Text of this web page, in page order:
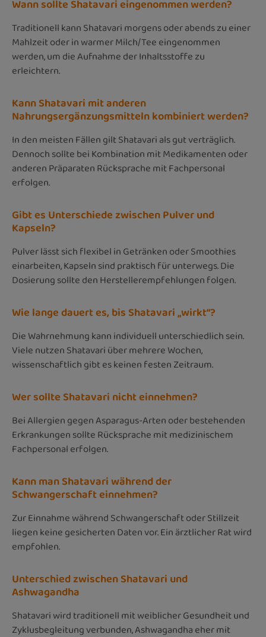
Wann sollte Shatavari eingenommen werden?
Traditionell kann Shatavari morgens oder abends zu einer
Mahlzeit oder in warmer Milch/Tee eingenommen
werden, um die Aufnahme der Inhaltsstoffe zu
erleichtern.
Kann Shatavari mit anderen
Nahrungsergänzungsmitteln kombiniert werden?
In den meisten Fällen gilt Shatavari als gut verträglich.
Dennoch sollte bei Kombination mit Medikamenten oder
anderen Präparaten Rücksprache mit Fachpersonal
erfolgen.
Gibt es Unterschiede zwischen Pulver und
Kapseln?
Pulver lässt sich flexibel in Getränken oder Smoothies
einarbeiten, Kapseln sind praktisch für unterwegs. Die
Dosierung sollte den Herstellerempfehlungen folgen.
Wie lange dauert es, bis Shatavari „wirkt“?
Die Wahrnehmung kann individuell unterschiedlich sein.
Viele nutzen Shatavari über mehrere Wochen,
wissenschaftlich gibt es keinen festen Zeitraum.
Wer sollte Shatavari nicht einnehmen?
Bei Allergien gegen Asparagus-Arten oder bestehenden
Erkrankungen sollte Rücksprache mit medizinischem
Fachpersonal erfolgen.
Kann man Shatavari während der
Schwangerschaft einnehmen?
Zur Einnahme während Schwangerschaft oder Stillzeit
liegen keine gesicherten Daten vor. Ein ärztlicher Rat wird
empfohlen.
Unterschied zwischen Shatavari und
Ashwagandha
Shatavari wird traditionell mit weiblicher Gesundheit und
Zyklusbegleitung verbunden, Ashwagandha eher mit